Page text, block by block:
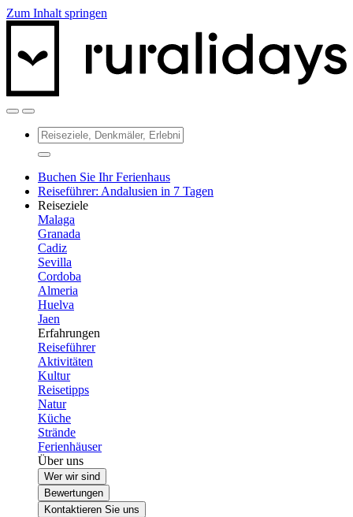
Zum Inhalt springen
Buchen Sie Ihr Ferienhaus
Reiseführer: Andalusien in 7 Tagen
Reiseziele
Malaga
Granada
Cadiz
Sevilla
Cordoba
Almeria
Huelva
Jaen
Erfahrungen
Reiseführer
Aktivitäten
Kultur
Reisetipps
Natur
Küche
Strände
Ferienhäuser
Über uns
Wer wir sind
Bewertungen
Kontaktieren Sie uns